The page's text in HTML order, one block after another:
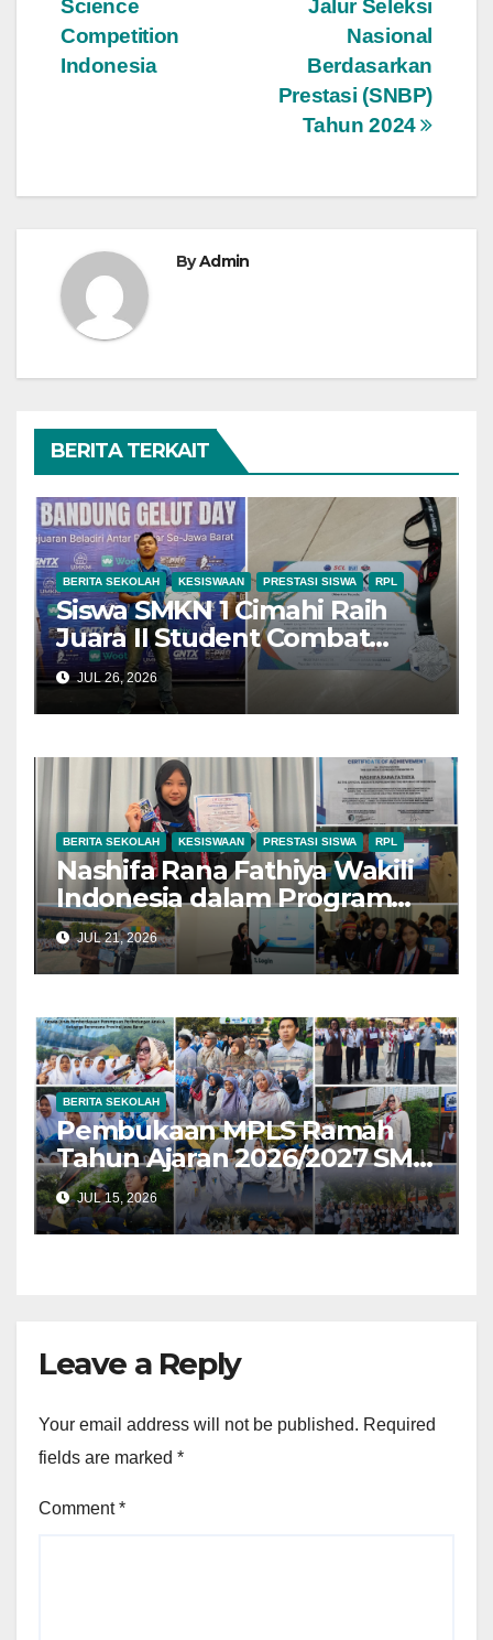
Jalur Seleksi
Nasional
Berdasarkan
Prestasi (SNBP)
Tahun 2024
Science
Competition
Indonesia
ByAdmin
BERITA TERKAIT
BERITA SEKOLAH KESISWAAN PRESTASI SISWA RPL
Siswa SMKN 1 Cimahi Raih
Juara II Student Combat
League Bandung Gelut Day
2026
JUL 26, 2026
BERITA SEKOLAH KESISWAAN PRESTASI SISWA RPL
Nashifa Rana Fathiya Wakili
Indonesia dalam Program
IYEN Malaysia Batch #25 dan
Raih Predikat International
Delegate
JUL 21, 2026
BERITA SEKOLAH
Pembukaan MPLS Ramah
Tahun Ajaran 2026/2027 SMK
Negeri 1 Cimahi: Wujudkan
Generasi Maung yang
Berkarakter Pancawaluya
JUL 15, 2026
Leave a Reply
Your email address will not be published. Required
fields are marked *
Comment*